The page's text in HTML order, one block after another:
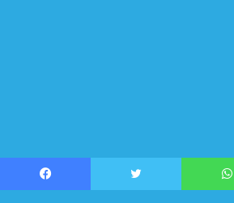
Facebook WhatsApp